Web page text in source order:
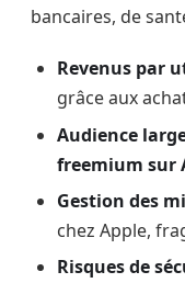
bancaires, de
Revenus par
grâce aux
Audience
freemium sur
Gestion des
chez Apple,
Risques de